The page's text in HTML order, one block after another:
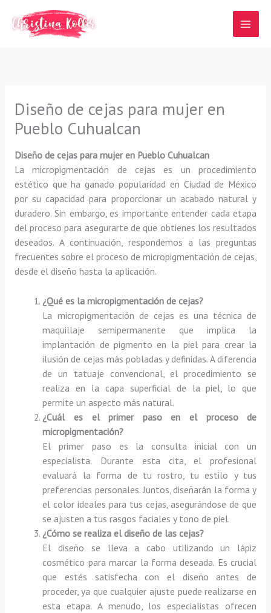
contenido
Diseño de cejas para mujer en
Pueblo Cuhualcan
Diseño de cejas para mujer en Pueblo Cuhualcan
La micropigmentación de cejas es un procedimiento
estético que ha ganado popularidad en Ciudad de México
por su capacidad para proporcionar un acabado natural y
duradero. Sin embargo, es importante entender cada etapa
del proceso para asegurarte de que obtienes los resultados
deseados. A continuación, respondemos a las preguntas
frecuentes sobre el proceso de micropigmentación de cejas,
desde el diseño hasta la aplicación.
¿Qué es la micropigmentación de cejas?
La micropigmentación de cejas es una técnica de
maquillaje semipermanente que implica la
implantación de pigmento en la piel para crear la
ilusión de cejas más pobladas y definidas. A diferencia
de un tatuaje convencional, el procedimiento se
realiza en la capa superficial de la piel, lo que
permite un aspecto más natural.
¿Cuál es el primer paso en el proceso de
micropigmentación?
El primer paso es la consulta inicial con un
especialista. Durante esta cita, el profesional
evaluará la forma de tu rostro, tu estilo y tus
preferencias personales. Juntos, diseñarán la forma y
el color ideales para tus cejas, asegurándose de que
se ajusten a tus rasgos faciales y tono de piel.
¿Cómo se realiza el diseño de las cejas?
El diseño se lleva a cabo utilizando un lápiz
cosmético para marcar la forma deseada. Es crucial
que estés satisfecha con el diseño antes de
proceder, ya que cualquier ajuste puede realizarse en
esta etapa. A menudo, los especialistas ofrecen